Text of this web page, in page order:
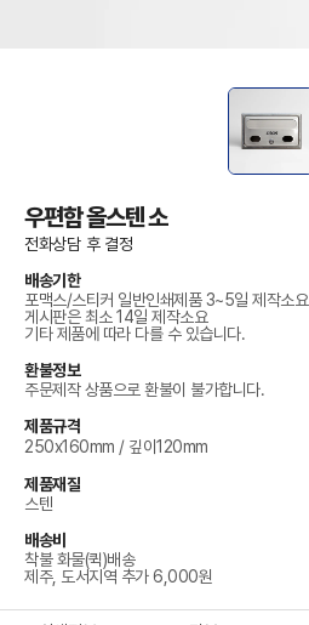
우편함 올스텐 소
전화상담 후 결정
배송기한
포맥스/스티커 일반인쇄제품 3~5일 제작소요
게시판은 최소 14일 제작소요
기타 제품에 따라 다를 수 있습니다.
환불정보
주문제작 상품으로 환불이 불가합니다.
제품규격
250x160mm / 깊이120mm
제품재질
스텐
배송비
착불 화물(퀵)배송
제주, 도서지역 추가 6,000원